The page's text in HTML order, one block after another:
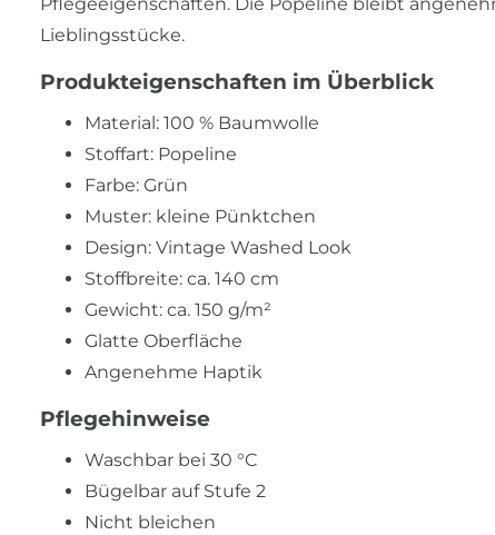
Lieblingsstücke.
Produkteigenschaften im Überblick
Material: 100 % Baumwolle
Stoffart: Popeline
Farbe: Grün
Muster: kleine Pünktchen
Design: Vintage Washed Look
Stoffbreite: ca. 140 cm
Gewicht: ca. 150 g/m²
Glatte Oberfläche
Angenehme Haptik
Pflegehinweise
Waschbar bei 30 °C
Bügelbar auf Stufe 2
Nicht bleichen